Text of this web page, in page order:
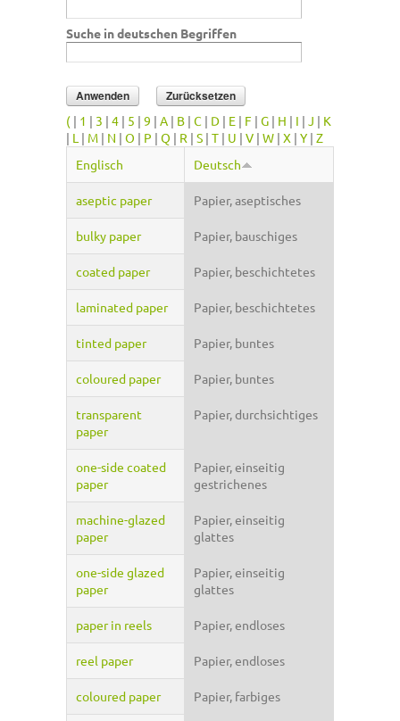
Suche in deutschen Begriffen
( | 1 | 3 | 4 | 5 | 9 | A | B | C | D | E | F | G | H | I | J | K
| L | M | N | O | P | Q | R | S | T | U | V | W | X | Y | Z
Englisch
Deutsch
aseptic paper Papier, aseptisches
bulky paper Papier, bauschiges
coated paper Papier, beschichtetes
laminated paper Papier, beschichtetes
tinted paper Papier, buntes
coloured paper Papier, buntes
transparent
paper
Papier, durchsichtiges
one-side coated
paper
Papier, einseitig
gestrichenes
machine-glazed
paper
Papier, einseitig
glattes
one-side glazed
paper
Papier, einseitig
glattes
paper in reels Papier, endloses
reel paper Papier, endloses
coloured paper Papier, farbiges